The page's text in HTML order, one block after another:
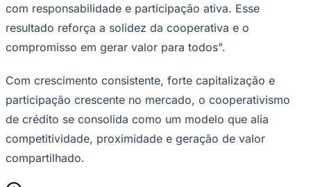
com responsabilidade e participação ativa. Esse
resultado reforça a solidez da cooperativa e o
compromisso em gerar valor para todos".
Com crescimento consistente, forte capitalização e
participação crescente no mercado, o cooperativismo
de crédito se consolida como um modelo que alia
competitividade, proximidade e geração de valor
compartilhado.